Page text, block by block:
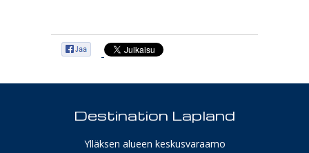
Destination Lapland
Ylläksen alueen keskusvaraamo